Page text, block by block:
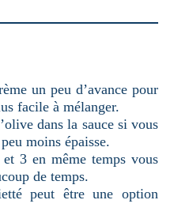
un peu d’avance pour
facile à mélanger.
dans la sauce si vous
moins épaisse.
3 en même temps vous
de temps.
peut être une option